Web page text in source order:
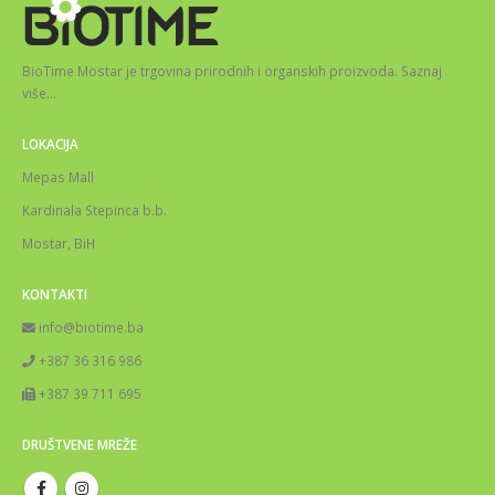
BioTime Mostar je trgovina prirodnih i organskih proizvoda. Saznaj
više…
LOKACIJA
Mepas Mall
Kardinala Stepinca b.b.
Mostar, BiH
KONTAKTI
info@biotime.ba
+387 36 316 986
+387 39 711 695
DRUŠTVENE MREŽE